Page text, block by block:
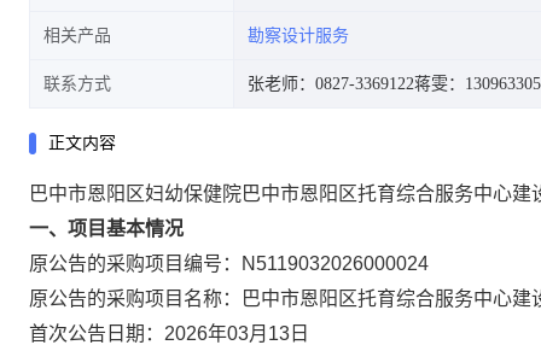
相关产品 勘察设计服务
联系方式 张老师：0827-3369122蒋雯：
正文内容
巴中市恩阳区妇幼保健院巴中市恩阳区托育综合服务中心
一、项目基本情况
原公告的采购项目编号：N5119032026000024
原公告的采购项目名称：巴中市恩阳区托育综合服务中心建
首次公告日期：2026年03月13日